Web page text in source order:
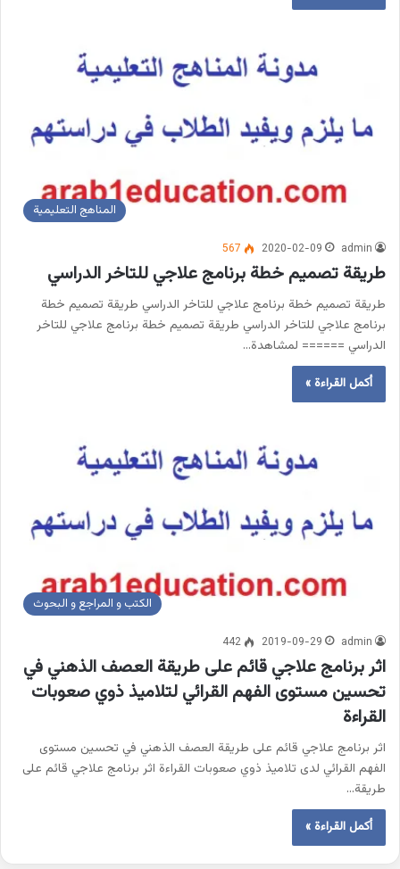
المناهج التعليمية
admin
2020-02-09
567
طريقة تصميم خطة برنامج علاجي للتاخر الدراسي
طريقة تصميم خطة برنامج علاجي للتاخر الدراسي طريقة تصميم خطة
برنامج علاجي للتاخر الدراسي طريقة تصميم خطة برنامج علاجي للتاخر
الدراسي ====== لمشاهدة…
أكمل القراءة »
الكتب و المراجع و البحوث
admin
2019-09-29
442
اثر برنامج علاجي قائم على طريقة العصف الذهني في
تحسين مستوى الفهم القرائي لتلاميذ ذوي صعوبات
القراءة
اثر برنامج علاجي قائم على طريقة العصف الذهني في تحسين مستوى
الفهم القرائي لدى تلاميذ ذوي صعوبات القراءة اثر برنامج علاجي قائم على
طريقة…
أكمل القراءة »